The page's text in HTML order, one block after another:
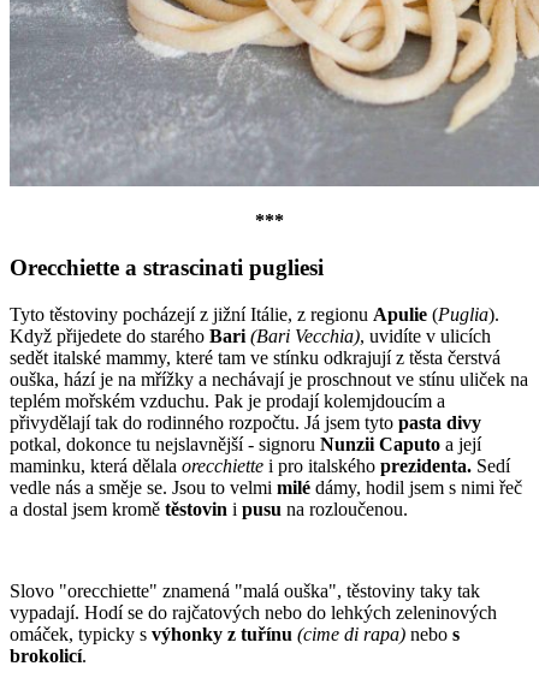
***
Orecchiette a strascinati pugliesi
Tyto těstoviny pocházejí z jižní Itálie, z regionu Apulie (Puglia).
Když přijedete do starého Bari (Bari Vecchia), uvidíte v ulicích
sedět italské mammy, které tam ve stínku odkrajují z těsta čerstvá
ouška, hází je na mřížky a nechávají je proschnout ve stínu uliček na
teplém mořském vzduchu. Pak je prodají kolemjdoucím a
přivydělají tak do rodinného rozpočtu. Já jsem tyto pasta divy
potkal, dokonce tu nejslavnější - signoru Nunzii Caputo a její
maminku, která dělala orecchiette i pro italského prezidenta. Sedí
vedle nás a směje se. Jsou to velmi milé dámy, hodil jsem s nimi řeč
a dostal jsem kromě těstovin i pusu na rozloučenou.
Slovo "orecchiette" znamená "malá ouška", těstoviny taky tak
vypadají. Hodí se do rajčatových nebo do lehkých zeleninových
omáček, typicky s výhonky z tuřínu (cime di rapa) nebo s
brokolicí.